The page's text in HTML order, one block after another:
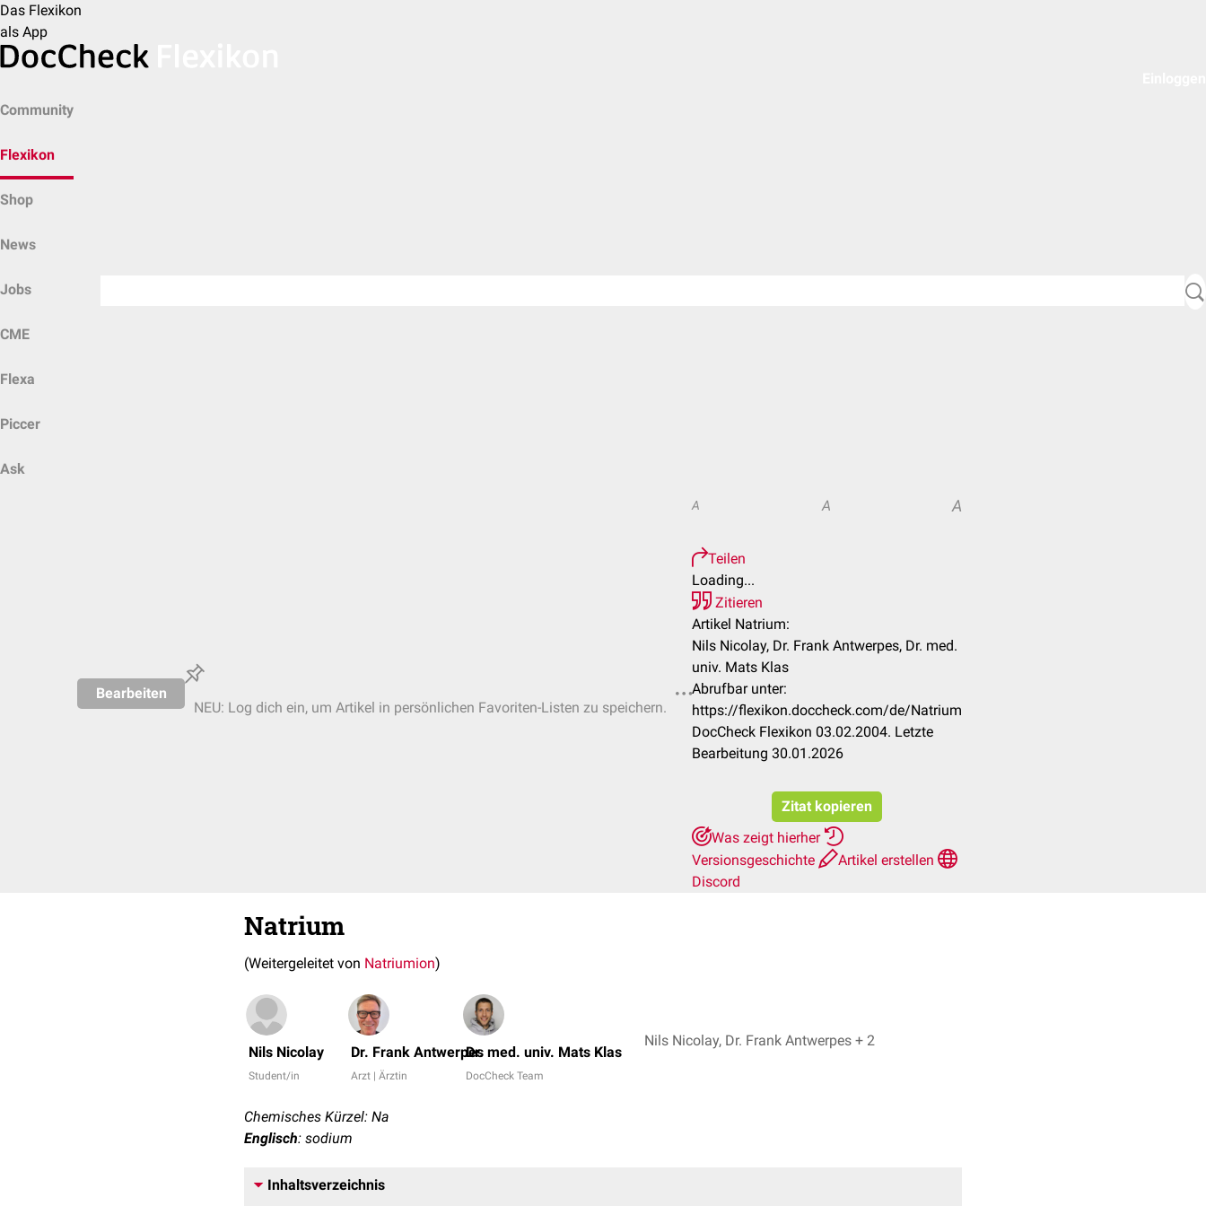
Das Flexikon
als App
Community
Flexikon
Shop
News
Jobs
CME
Flexa
Piccer
Ask
Bearbeiten
NEU: Log dich ein, um Artikel in persönlichen Favoriten-Listen zu speichern.
A A A
Teilen
Loading...
Zitieren
Artikel Natrium:
Nils Nicolay, Dr. Frank Antwerpes, Dr. med.
univ. Mats Klas
Abrufbar unter:
https://flexikon.doccheck.com/de/Natrium
DocCheck Flexikon 03.02.2004. Letzte
Bearbeitung 30.01.2026
Zitat kopieren
Was zeigt hierher
Versionsgeschichte
Artikel erstellen
Discord
Natrium
(Weitergeleitet von Natriumion)
Nils Nicolay
Student/in
Dr. Frank Antwerpes
Arzt | Ärztin
Dr. med. univ. Mats Klas
DocCheck Team
Nils Nicolay, Dr. Frank Antwerpes + 2
Chemisches Kürzel: Na
Englisch: sodium
Inhaltsverzeichnis